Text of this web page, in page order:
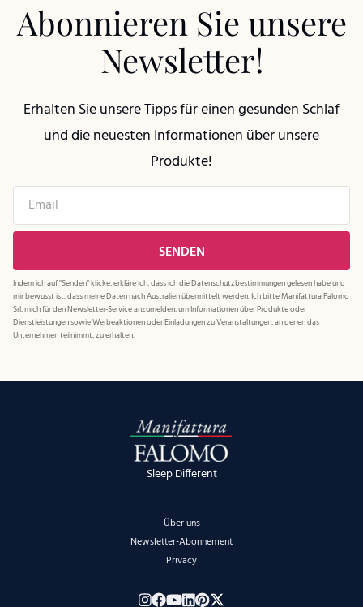
Abonnieren Sie unsere
Newsletter!
Erhalten Sie unsere Tipps für einen gesunden Schlaf
und die neuesten Informationen über unsere
Produkte!
Indem ich auf "Senden" klicke, erkläre ich, dass ich dieDatenschutzbestimmungengelesen habe und
mir bewusst ist, dass meine Daten nach Australien übermittelt werden. Ich bitte Manifattura Falomo
Srl, mich für den Newsletter-Service anzumelden, um Informationen über Produkte oder
Dienstleistungen sowie Werbeaktionen oder Einladungen zu Veranstaltungen, an denen das
Unternehmen teilnimmt, zu erhalten.
Sleep Different
Über uns
Newsletter-Abonnement
Privacy